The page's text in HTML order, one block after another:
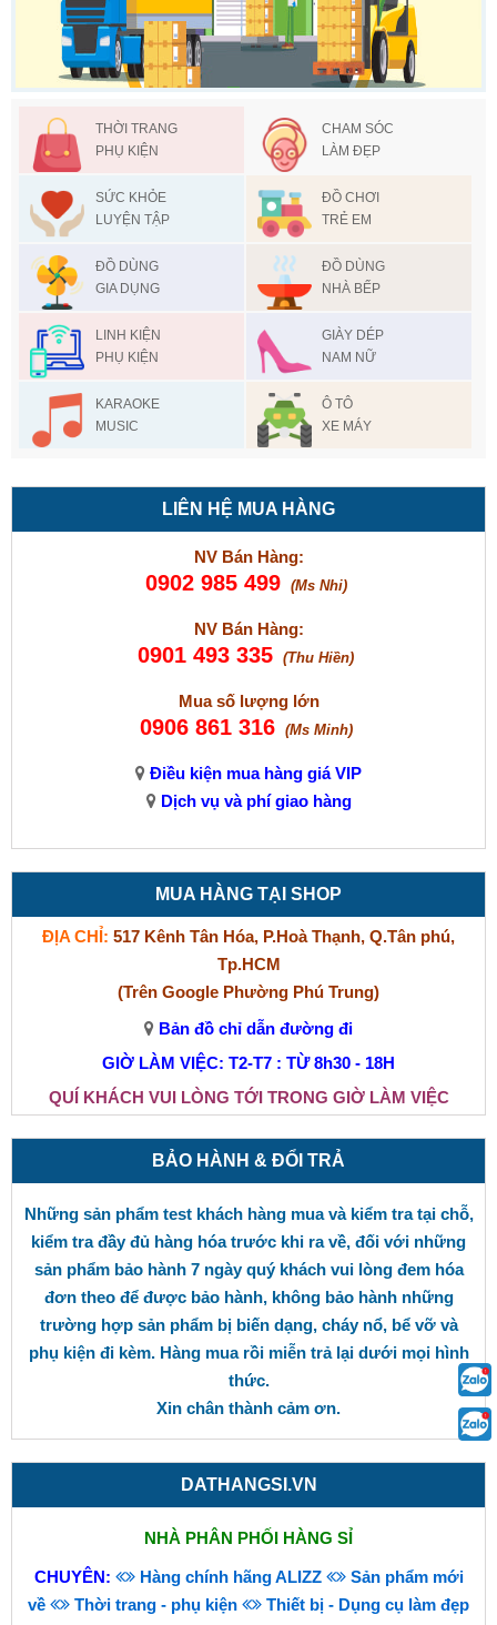
THỜI TRANG
PHỤ KIỆN
CHAM SÓC
LÀM ĐẸP
SỨC KHỎE
LUYỆN TẬP
ĐỒ CHƠI
TRẺ EM
ĐỒ DÙNG
GIA DỤNG
ĐỒ DÙNG
NHÀ BẾP
LINH KIỆN
PHỤ KIỆN
GIÀY DÉP
NAM NỮ
KARAOKE
MUSIC
Ô TÔ
XE MÁY
LIÊN HỆ MUA HÀNG
NV Bán Hàng:
0902 985 499 (Ms Nhi)
NV Bán Hàng:
0901 493 335 (Thu Hiền)
Mua số lượng lớn
0906 861 316 (Ms Minh)
Điều kiện mua hàng giá VIP
Dịch vụ và phí giao hàng
MUA HÀNG TẠI SHOP
ĐỊA CHỈ: 517 Kênh Tân Hóa, P.Hoà Thạnh, Q.Tân phú,
Tp.HCM
(Trên Google Phường Phú Trung)
Bản đồ chỉ dẫn đường đi
GIỜ LÀM VIỆC: T2-T7 : TỪ 8h30 - 18H
QUÍ KHÁCH VUI LÒNG TỚI TRONG GIỜ LÀM VIỆC
BẢO HÀNH & ĐỔI TRẢ
Những sản phẩm test khách hàng mua và kiểm tra tại chỗ,
kiểm tra đầy đủ hàng hóa trước khi ra về, đối với những
sản phẩm bảo hành 7 ngày quý khách vui lòng đem hóa
đơn theo để được bảo hành, không bảo hành những
trường hợp sản phẩm bị biến dạng, cháy nổ, bể vỡ và
phụ kiện đi kèm. Hàng mua rồi miễn trả lại dưới mọi hình
thức.
Xin chân thành cảm ơn.
DATHANGSI.VN
NHÀ PHÂN PHỐI HÀNG SỈ
CHUYÊN: Hàng chính hãng ALIZZ
Sản phẩm mới
về
Thời trang - phụ kiện
Thiết bị - Dụng cụ làm đẹp